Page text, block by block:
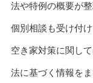
法や特例の概要が
個別相談も受け付け
空き家対策に関し
法に基づく情報を